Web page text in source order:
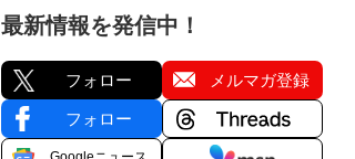
最新情報を発信中！
フォロー メルマガ登録
フォロー